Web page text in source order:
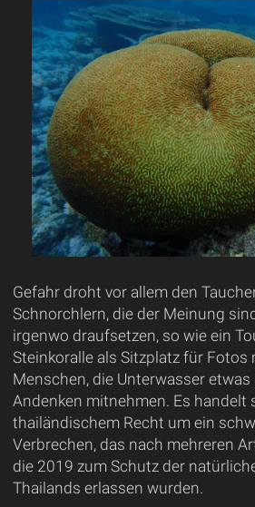
Gefahr droht vor allem den
Schnorchlern, die der Meinung
irgenwo draufsetzen, so wie ein
Steinkoralle als Sitzplatz für Fotos
Menschen, die Unterwasser
Andenken mitnehmen. Es handelt
thailändischem Recht um ein
Verbrechen, das nach mehreren
die 2019 zum Schutz der
Thailands erlassen wurden.